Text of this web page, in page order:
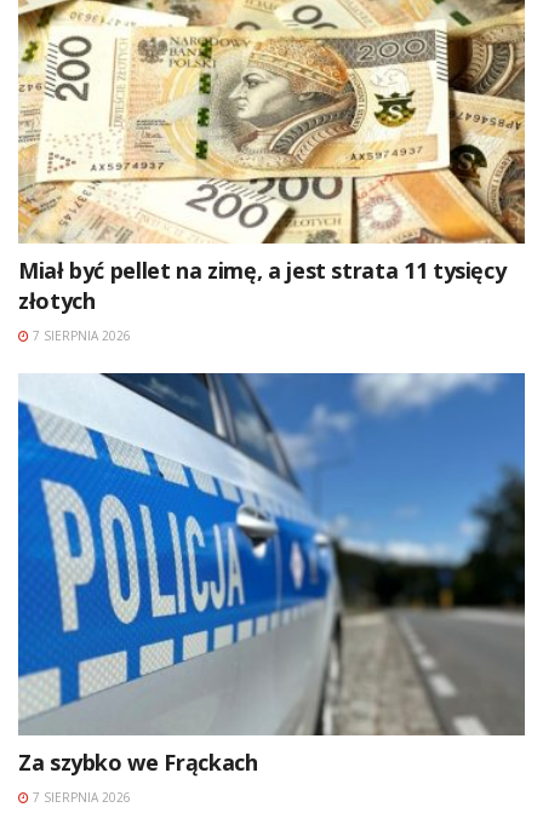
Miał być pellet na zimę, a jest strata 11 tysięcy
złotych
7 SIERPNIA 2026
Za szybko we Frąckach
7 SIERPNIA 2026